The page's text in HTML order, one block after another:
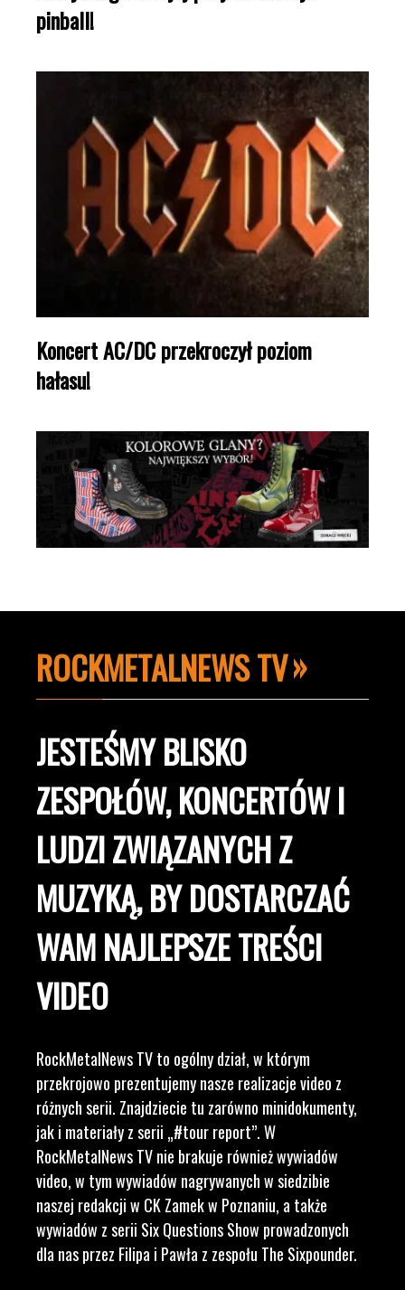
pinball!
Koncert AC/DC przekroczył poziom
hałasu!
ROCKMETALNEWS TV
JESTEŚMY BLISKO
ZESPOŁÓW, KONCERTÓW I
LUDZI ZWIĄZANYCH Z
MUZYKĄ, BY DOSTARCZAĆ
WAM NAJLEPSZE TREŚCI
VIDEO
RockMetalNews TV to ogólny dział, w którym
przekrojowo prezentujemy nasze realizacje video z
różnych serii. Znajdziecie tu zarówno minidokumenty,
jak i materiały z serii „#tour report”. W
RockMetalNews TV nie brakuje również wywiadów
video, w tym wywiadów nagrywanych w siedzibie
naszej redakcji w CK Zamek w Poznaniu, a także
wywiadów z serii Six Questions Show prowadzonych
dla nas przez Filipa i Pawła z zespołu The Sixpounder.